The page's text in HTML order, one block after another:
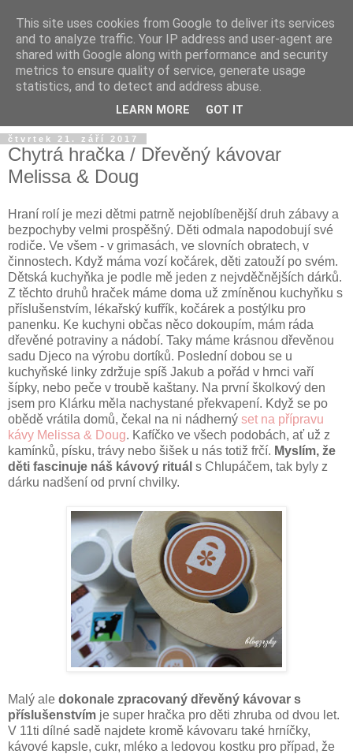
čtvrtek 21. září 2017
Chytrá hračka / Dřevěný kávovar
Melissa & Doug
Hraní rolí je mezi dětmi patrně nejoblíbenější druh zábavy a
bezpochyby velmi prospěšný. Děti odmala napodobují své
rodiče. Ve všem - v grimasách, ve slovních obratech, v
činnostech. Když máma vozí kočárek, děti zatouží po svém.
Dětská kuchyňka je podle mě jeden z nejvděčnějších dárků.
Z těchto druhů hraček máme doma už zmíněnou kuchyňku s
příslušenstvím, lékařský kufřík, kočárek a postýlku pro
panenku. Ke kuchyni občas něco dokoupím, mám ráda
dřevěné potraviny a nádobí. Taky máme krásnou dřevěnou
sadu Djeco na výrobu dortíků. Poslední dobou se u
kuchyňské linky zdržuje spíš Jakub a pořád v hrnci vaří
šípky, nebo peče v troubě kaštany. Na první školkový den
jsem pro Klárku měla nachystané překvapení. Když se po
obědě vrátila domů, čekal na ni nádherný set na přípravu
kávy Melissa & Doug. Kafíčko ve všech podobách, ať už z
kamínků, písku, trávy nebo šišek u nás totiž frčí. Myslím, že
děti fascinuje náš kávový rituál s Chlupáčem, tak byly z
dárku nadšení od první chvilky.
Malý ale dokonale zpracovaný dřevěný kávovar s
příslušenstvím je super hračka pro děti zhruba od dvou let.
V 11ti dílné sadě najdete kromě kávovaru také hrníčky,
kávové kapsle, cukr, mléko a ledovou kostku pro případ, že
This site uses cookies from Google to deliver its services
and to analyze traffic. Your IP address and user-agent are
shared with Google along with performance and security
metrics to ensure quality of service, generate usage
statistics, and to detect and address abuse.
LEARN MORE GOT IT